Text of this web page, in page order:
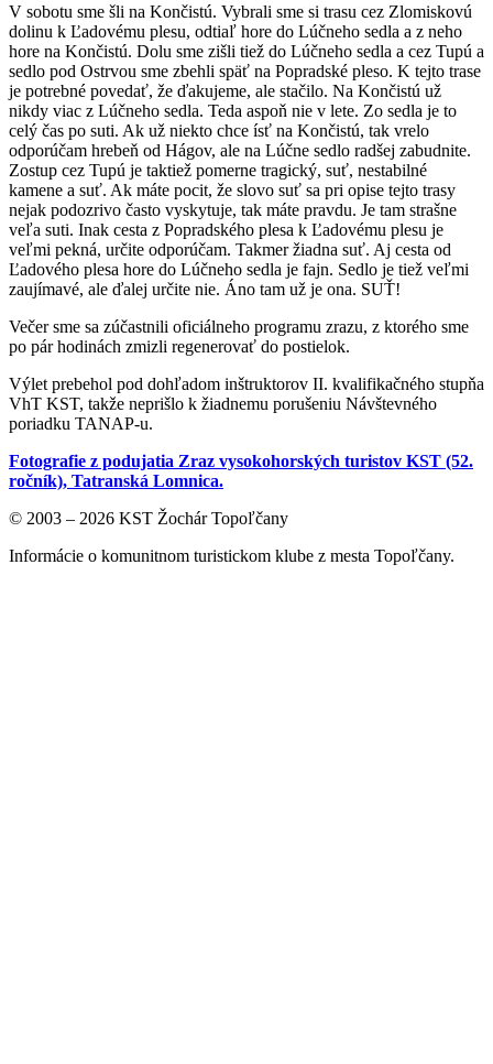
V sobotu sme šli na Končistú. Vybrali sme si trasu cez Zlomiskovú
dolinu k Ľadovému plesu, odtiaľ hore do Lúčneho sedla a z neho
hore na Končistú. Dolu sme zišli tiež do Lúčneho sedla a cez Tupú a
sedlo pod Ostrvou sme zbehli späť na Popradské pleso. K tejto trase
je potrebné povedať, že ďakujeme, ale stačilo. Na Končistú už
nikdy viac z Lúčneho sedla. Teda aspoň nie v lete. Zo sedla je to
celý čas po suti. Ak už niekto chce ísť na Končistú, tak vrelo
odporúčam hrebeň od Hágov, ale na Lúčne sedlo radšej zabudnite.
Zostup cez Tupú je taktiež pomerne tragický, suť, nestabilné
kamene a suť. Ak máte pocit, že slovo suť sa pri opise tejto trasy
nejak podozrivo často vyskytuje, tak máte pravdu. Je tam strašne
veľa suti. Inak cesta z Popradského plesa k Ľadovému plesu je
veľmi pekná, určite odporúčam. Takmer žiadna suť. Aj cesta od
Ľadového plesa hore do Lúčneho sedla je fajn. Sedlo je tiež veľmi
zaujímavé, ale ďalej určite nie. Áno tam už je ona. SUŤ!
Večer sme sa zúčastnili oficiálneho programu zrazu, z ktorého sme
po pár hodinách zmizli regenerovať do postielok.
Výlet prebehol pod dohľadom inštruktorov II. kvalifikačného stupňa
VhT KST, takže neprišlo k žiadnemu porušeniu Návštevného
poriadku TANAP-u.
Fotografie z podujatia Zraz vysokohorských turistov KST (52.
ročník), Tatranská Lomnica.
© 2003 – 2026 KST Žochár Topoľčany
Informácie o komunitnom turistickom klube z mesta Topoľčany.